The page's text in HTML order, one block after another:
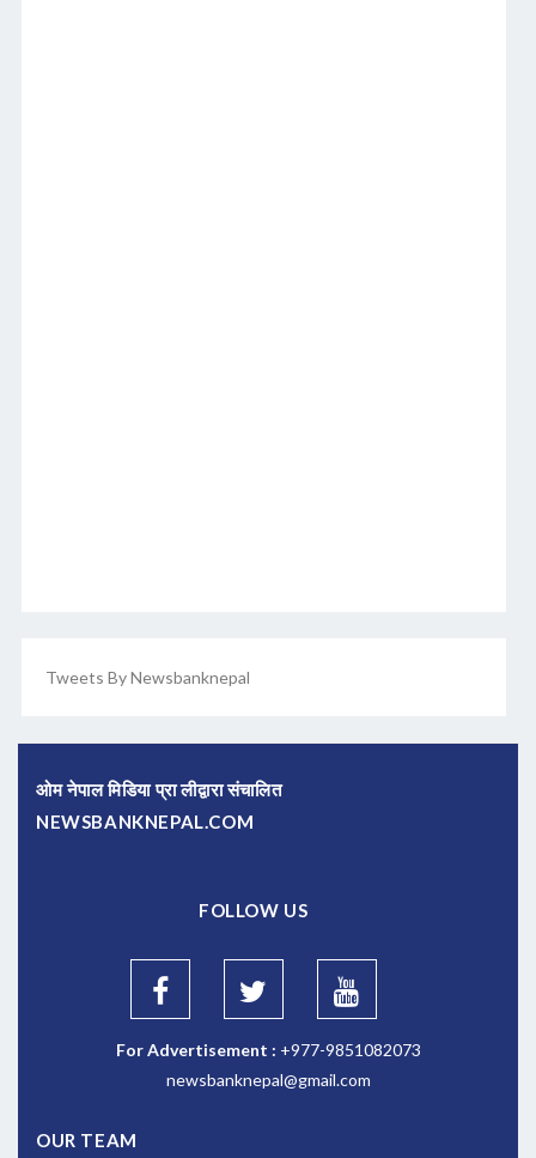
Tweets By Newsbanknepal
ओम नेपाल मिडिया प्रा लीद्वारा संचालित
NEWSBANKNEPAL.COM
FOLLOW US
For Advertisement : +977-9851082073
newsbanknepal@gmail.com
OUR TEAM